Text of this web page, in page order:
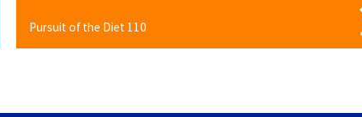
Pursuit of the Diet 110